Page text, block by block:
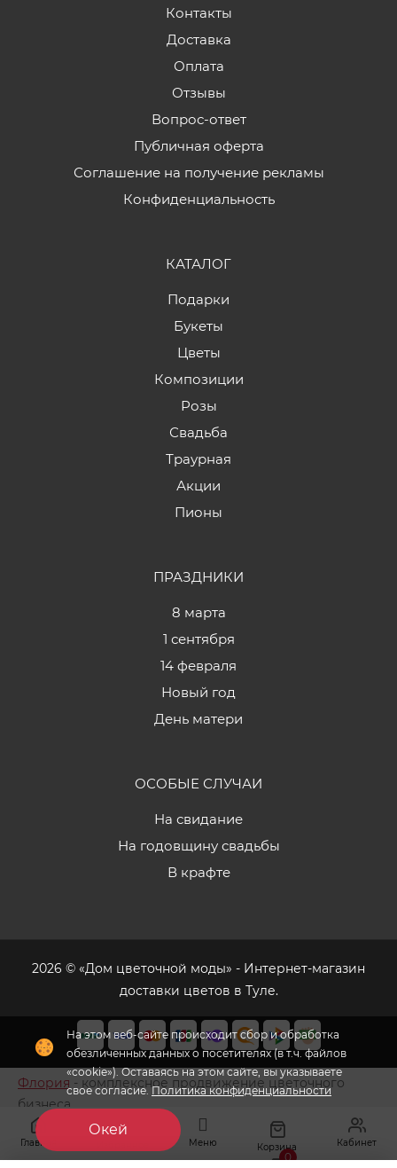
Главная Меню Корзина
0
Кабинет
На этом веб-сайте происходит сбор и обработка
обезличенных данных о посетителях (в т.ч. файлов
«cookie»). Оставаясь на этом сайте, вы указываете
свое согласие.Политика конфиденциальности
Окей
Контакты
Доставка
Оплата
Отзывы
Вопрос-ответ
Публичная оферта
Соглашение на получение рекламы
Конфиденциальность
КАТАЛОГ
Подарки
Букеты
Цветы
Композиции
Розы
Свадьба
Траурная
Акции
Пионы
ПРАЗДНИКИ
8 марта
1 сентября
14 февраля
Новый год
День матери
ОСОБЫЕ СЛУЧАИ
На свидание
На годовщину свадьбы
В крафте
2026 © «Дом цветочной моды» - Интернет-магазин
доставки цветов в Туле.
Флория - комплексное продвижение цветочного
бизнеса